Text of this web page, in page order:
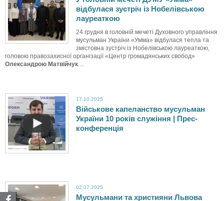
відбулася зустріч із Нобелівською
лауреаткою
24 грудня в головній мечеті Духовного управління
мусульман України «Умма» відбулася тепла та
змістовна зустріч із Нобелівською лауреаткою,
головою правозахисної організації «Центр громадянських свобод»
Олександрою Матвійчук
В
й
ь
17.10.2025
Військове капеланство мусульман
України 10 років служіння | Прес-
конференція
02.07.2025
Мусульмани та християни Львова